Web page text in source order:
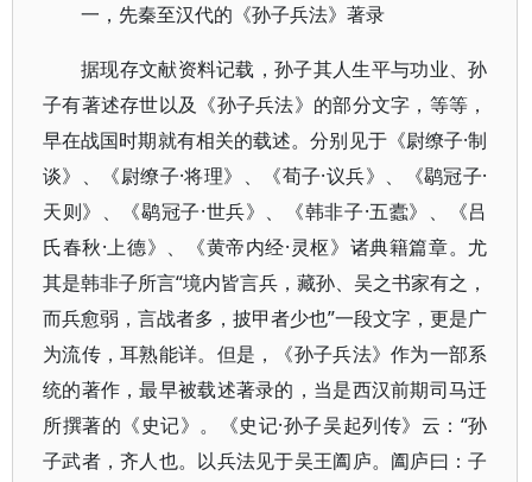
一，先秦至汉代的《孙子兵法》著录
据现存文献资料记载，孙子其人生平与功业、孙
子有著述存世以及《孙子兵法》的部分文字，等等，
早在战国时期就有相关的载述。分别见于《尉缭子·制
谈》、《尉缭子·将理》、《荀子·议兵》、《鹖冠子·
天则》、《鹖冠子·世兵》、《韩非子·五蠹》、《吕
氏春秋·上德》、《黄帝内经·灵枢》诸典籍篇章。尤
其是韩非子所言“境内皆言兵，藏孙、吴之书家有之，
而兵愈弱，言战者多，披甲者少也”一段文字，更是广
为流传，耳熟能详。但是，《孙子兵法》作为一部系
统的著作，最早被载述著录的，当是西汉前期司马迁
所撰著的《史记》。《史记·孙子吴起列传》云：“孙
子武者，齐人也。以兵法见于吴王阖庐。阖庐曰：子